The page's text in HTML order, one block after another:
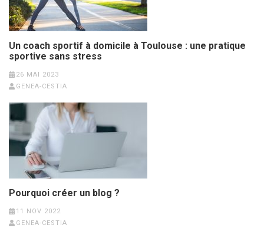
Un coach sportif à domicile à Toulouse : une pratique
sportive sans stress
26 MAI 2023
GENEA-CESTIA
Pourquoi créer un blog ?
11 NOV 2022
GENEA-CESTIA